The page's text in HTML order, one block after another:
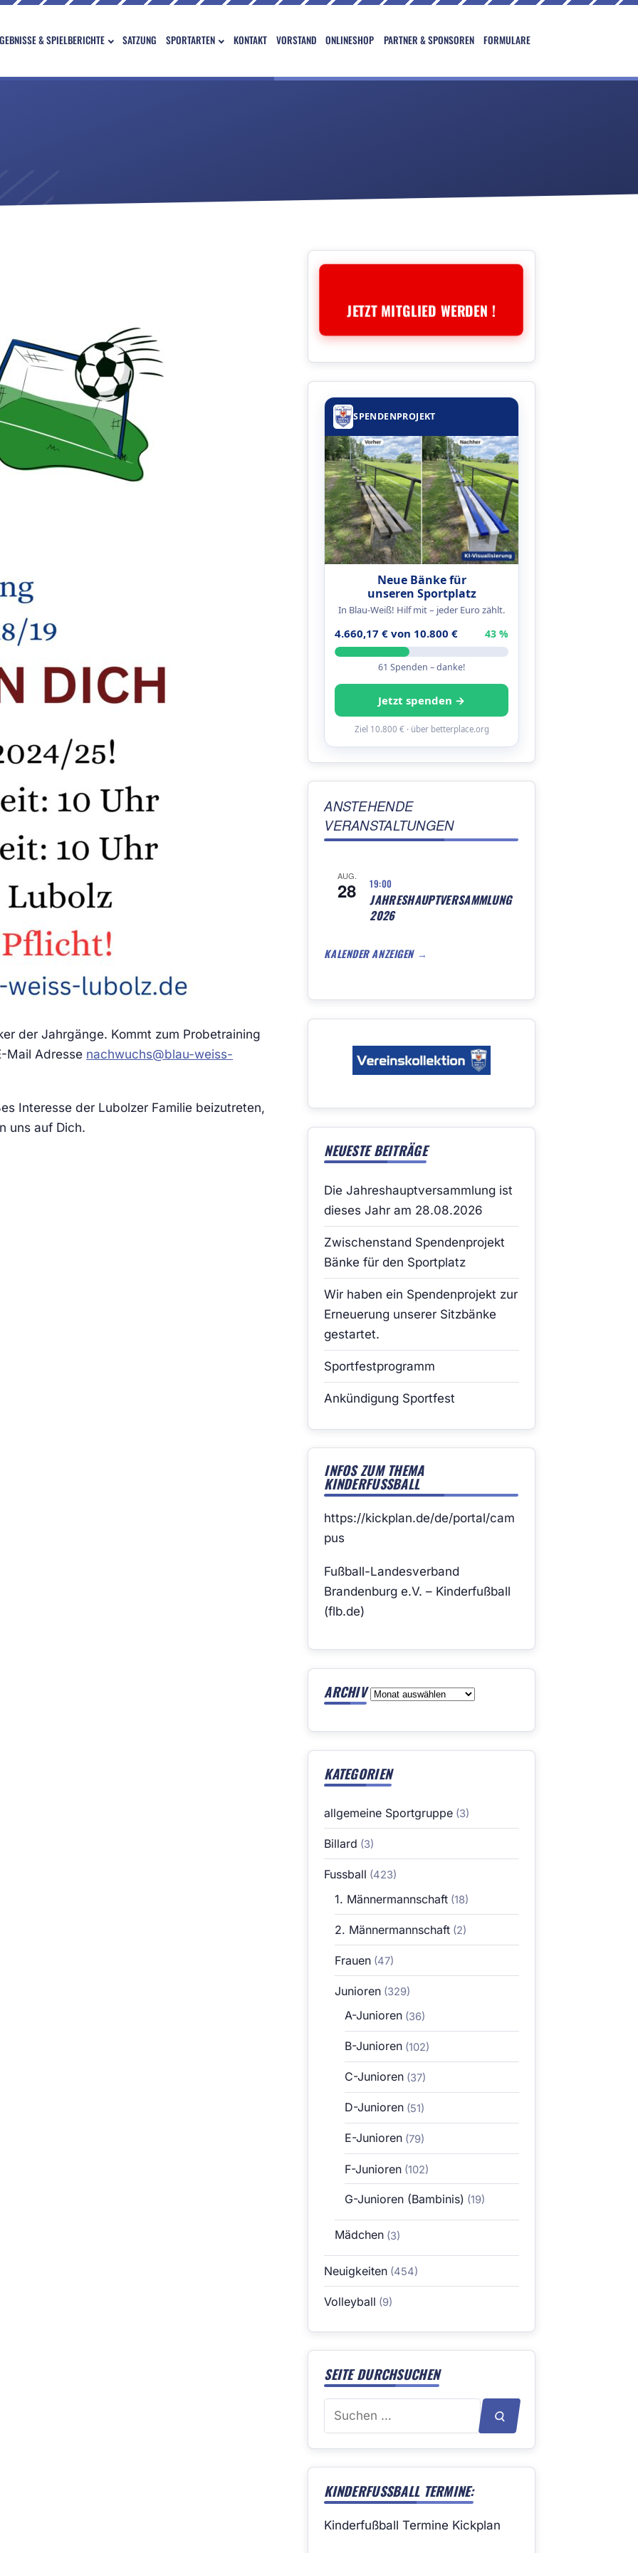
& SPIELBERICHTE SATZUNG SPORTARTEN KONTAKT VORSTAND ONLINESHOP PARTNER & SPONSOREN FORMULARE
der Jahrgänge. Kommt zum Probetraining
Mail Adresse nachwuchs@blau-weiss-
Interesse der Lubolzer Familie beizutreten,
uns auf Dich.
JETZT MITGLIED WERDEN !
SPENDENPROJEKT
Neue Bänke für
unseren Sportplatz
In Blau-Weiß! Hilf mit – jeder Euro zählt.
4.660,17 € von 10.800 € 43 %
61 Spenden – danke!
Jetzt spenden →
Ziel 10.800 € · über betterplace.org
ANSTEHENDE
VERANSTALTUNGEN
AUG.
28 19:00
JAHRESHAUPTVERSAMMLUNG
2026
KALENDER ANZEIGEN
NEUESTE BEITRÄGE
Die Jahreshauptversammlung ist
dieses Jahr am 28.08.2026
Zwischenstand Spendenprojekt
Bänke für den Sportplatz
Wir haben ein Spendenprojekt zur
Erneuerung unserer Sitzbänke
gestartet.
Sportfestprogramm
Ankündigung Sportfest
INFOS ZUM THEMA
KINDERFUSSBALL
https://kickplan.de/de/portal/cam
pus
Fußball-Landesverband
Brandenburg e.V. – Kinderfußball
(flb.de)
ARCHIV Archiv
KATEGORIEN
allgemeine Sportgruppe (3)
Billard (3)
Fussball (423)
1. Männermannschaft(18)
2. Männermannschaft(2)
Frauen(47)
Junioren(329)
A-Junioren (36)
B-Junioren (102)
C-Junioren (37)
D-Junioren (51)
E-Junioren (79)
F-Junioren (102)
G-Junioren (Bambinis) (19)
Mädchen(3)
Neuigkeiten (454)
Volleyball (9)
SEITE DURCHSUCHEN
Suchen
SUCHEN
KINDERFUSSBALL TERMINE:
Kinderfußball Termine Kickplan